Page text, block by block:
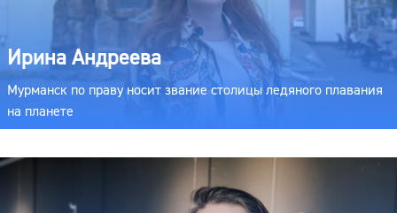
Ирина Андреева
Мурманск по праву носит звание столицы ледяного плавания
на планете